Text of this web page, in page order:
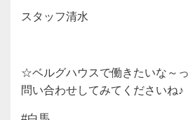
スタッフ清水
☆ベルグハウスで働きたいな～
問い合わせしてみてくださいね♪